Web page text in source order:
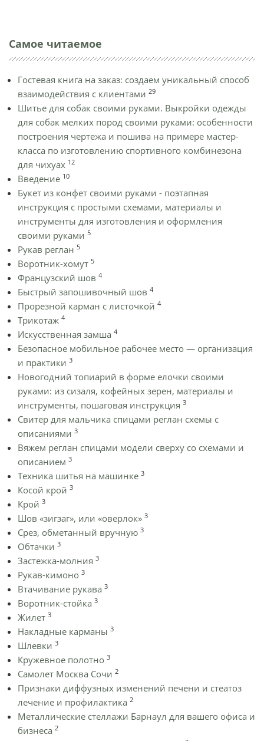
Самое читаемое
Гостевая книга на заказ: создаем уникальный способ
взаимодействия с клиентами 29
Шитье для собак своими руками. Выкройки одежды
для собак мелких пород своими руками: особенности
построения чертежа и пошива на примере мастер-
класса по изготовлению спортивного комбинезона
для чихуах 12
Введение 10
Букет из конфет своими руками - поэтапная
инструкция с простыми схемами, материалы и
инструменты для изготовления и оформления
своими руками 5
Рукав реглан 5
Воротник-хомут 5
Французский шов 4
Быстрый запошивочный шов 4
Прорезной карман с листочкой 4
Трикотаж 4
Искусственная замша 4
Безопасное мобильное рабочее место — организация
и практики 3
Новогодний топиарий в форме елочки своими
руками: из сизаля, кофейных зерен, материалы и
инструменты, пошаговая инструкция 3
Cвитер для мальчика спицами реглан схемы с
описаниями 3
Вяжем реглан спицами модели сверху со схемами и
описанием 3
Техника шитья на машинке 3
Косой крой 3
Крой 3
Шов «зигзаг», или «оверлок» 3
Срез, обметанный вручную 3
Обтачки 3
Застежка-молния 3
Рукав-кимоно 3
Втачивание рукава 3
Воротник-стойка 3
Жилет 3
Накладные карманы 3
Шлевки 3
Кружевное полотно 3
Самолет Москва Сочи 2
Признаки диффузных изменений печени и стеатоз
лечение и профилактика 2
Металлические стеллажи Барнаул для вашего офиса и
бизнеса 2